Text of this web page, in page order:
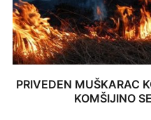
PRIVEDEN MUŠKARAC
KOMŠIJINO